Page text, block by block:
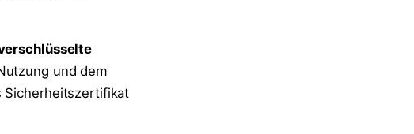
und dem
Sicherheitszertifikat